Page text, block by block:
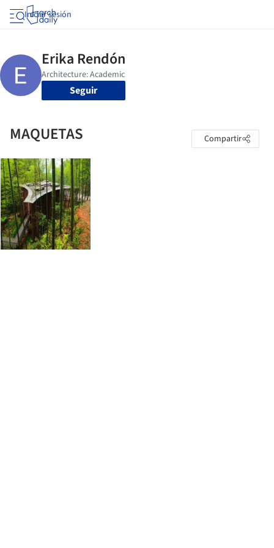
Iniciar sesión
Seguir
MAQUETAS Compartir